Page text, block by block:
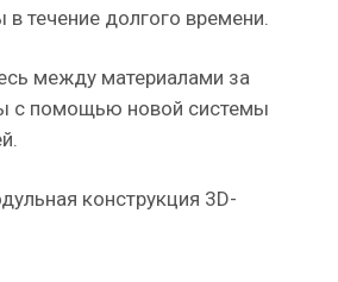
течение долгого времени.
между материалами за
с помощью новой системы
конструкция 3D-